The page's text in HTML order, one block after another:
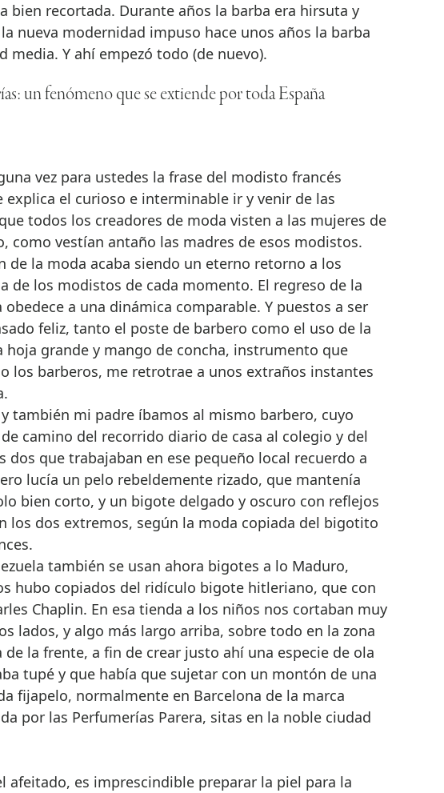
bien recortada. Durante años la barba era hirsuta y
nueva modernidad impuso hace unos años la barba
media. Y ahí empezó todo (de nuevo).
un fenómeno que se extiende por toda España
vez para ustedes la frase del modisto francés
explica el curioso e interminable ir y venir de las
todos los creadores de moda visten a las mujeres de
como vestían antaño las madres de esos modistos.
de la moda acaba siendo un eterno retorno a los
de los modistos de cada momento. El regreso de la
a una dinámica comparable. Y puestos a ser
feliz, tanto el poste de barbero como el uso de la
hoja grande y mango de concha, instrumento que
los barberos, me retrotrae a unos extraños instantes
también mi padre íbamos al mismo barbero, cuyo
camino del recorrido diario de casa al colegio y del
dos que trabajaban en ese pequeño local recuerdo a
lucía un pelo rebeldemente rizado, que mantenía
bien corto, y un bigote delgado y oscuro con reflejos
los dos extremos, según la moda copiada del bigotito
también se usan ahora bigotes a lo Maduro,
hubo copiados del ridículo bigote hitleriano, que con
Chaplin. En esa tienda a los niños nos cortaban muy
lados, y algo más largo arriba, sobre todo en la zona
la frente, a fin de crear justo ahí una especie de ola
tupé y que había que sujetar con un montón de una
fijapelo, normalmente en Barcelona de la marca
por las Perfumerías Parera, sitas en la noble ciudad
afeitado, es imprescindible preparar la piel para la